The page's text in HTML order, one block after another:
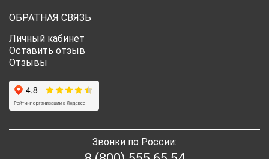
ОБРАТНАЯ СВЯЗЬ
Личный кабинет
Оставить отзыв
Отзывы
Звонки по России: